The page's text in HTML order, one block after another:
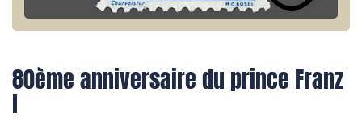
80ème anniversaire du prince Franz
l